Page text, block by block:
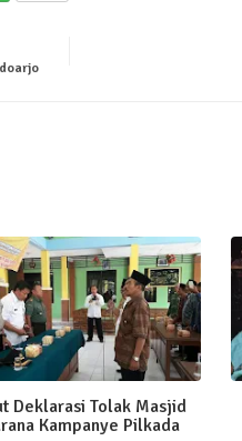
Deklarasi Tolak Masjid
Kampanye Pilkada